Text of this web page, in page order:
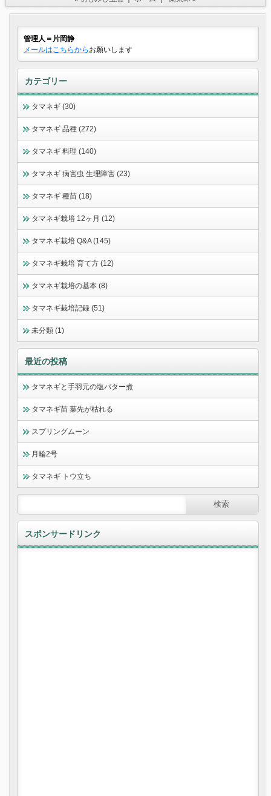
管理人＝片岡静
メールはこちらから お願いします
カテゴリー
タマネギ (30)
タマネギ 品種 (272)
タマネギ 料理 (140)
タマネギ 病害虫 生理障害 (23)
タマネギ 種苗 (18)
タマネギ栽培 12ヶ月 (12)
タマネギ栽培 Q&A (145)
タマネギ栽培 育て方 (12)
タマネギ栽培の基本 (8)
タマネギ栽培記録 (51)
未分類 (1)
最近の投稿
タマネギと手羽元の塩バター煮
タマネギ苗 葉先が枯れる
スプリングムーン
月輪2号
タマネギ トウ立ち
スポンサードリンク